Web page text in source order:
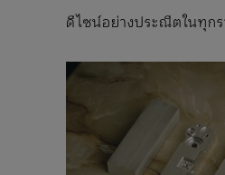
ดีไซน์อย่างประณีตในทุก